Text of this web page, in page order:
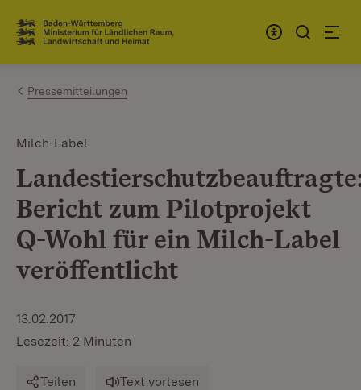
Zum Inhalt springen
Link zur Startseite
Pressemitteilungen
Milch-Label
Bericht zum Pilotprojekt
Q-Wohl für ein Milch-Label
veröffentlicht
13.02.2017
Lesezeit: 2 Minuten
Teilen Text vorlesen